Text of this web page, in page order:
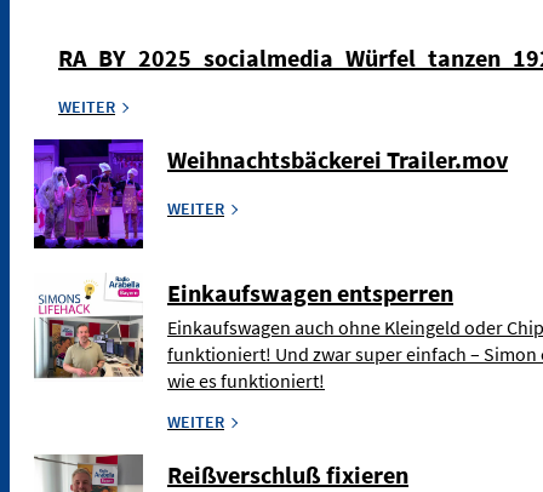
WEITER
Weihnachtsbäckerei Trailer.mov
WEITER
Einkaufswagen entsperren
Einkaufswagen auch ohne Kleingeld oder
funktioniert! Und zwar super einfach –
wie es funktioniert!
WEITER
Reißverschluß fixieren